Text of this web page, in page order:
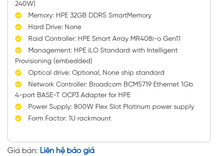
240W)
Memory: HPE 32GB DDR5 SmartMemory
Hard Drive: None
Raid Controller: HPE Smart Array MR408i-o Gen11
Management: HPE iLO Standard with Intelligent
Provisioning (embedded)
Optical drive: Optional, None ship standard
Network Controller: Broadcom BCM5719 Ethernet 1Gb
4-port BASE-T OCP3 Adapter for HPE
Power Supply: 800W Flex Slot Platinum power supply
Form Factor: 1U rackmount
Giá bán: Liên hệ báo giá